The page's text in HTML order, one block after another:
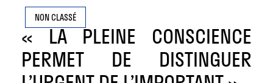
NON CLASSÉ
« LA PLEINE CONSCIENCE
PERMET DE DISTINGUER